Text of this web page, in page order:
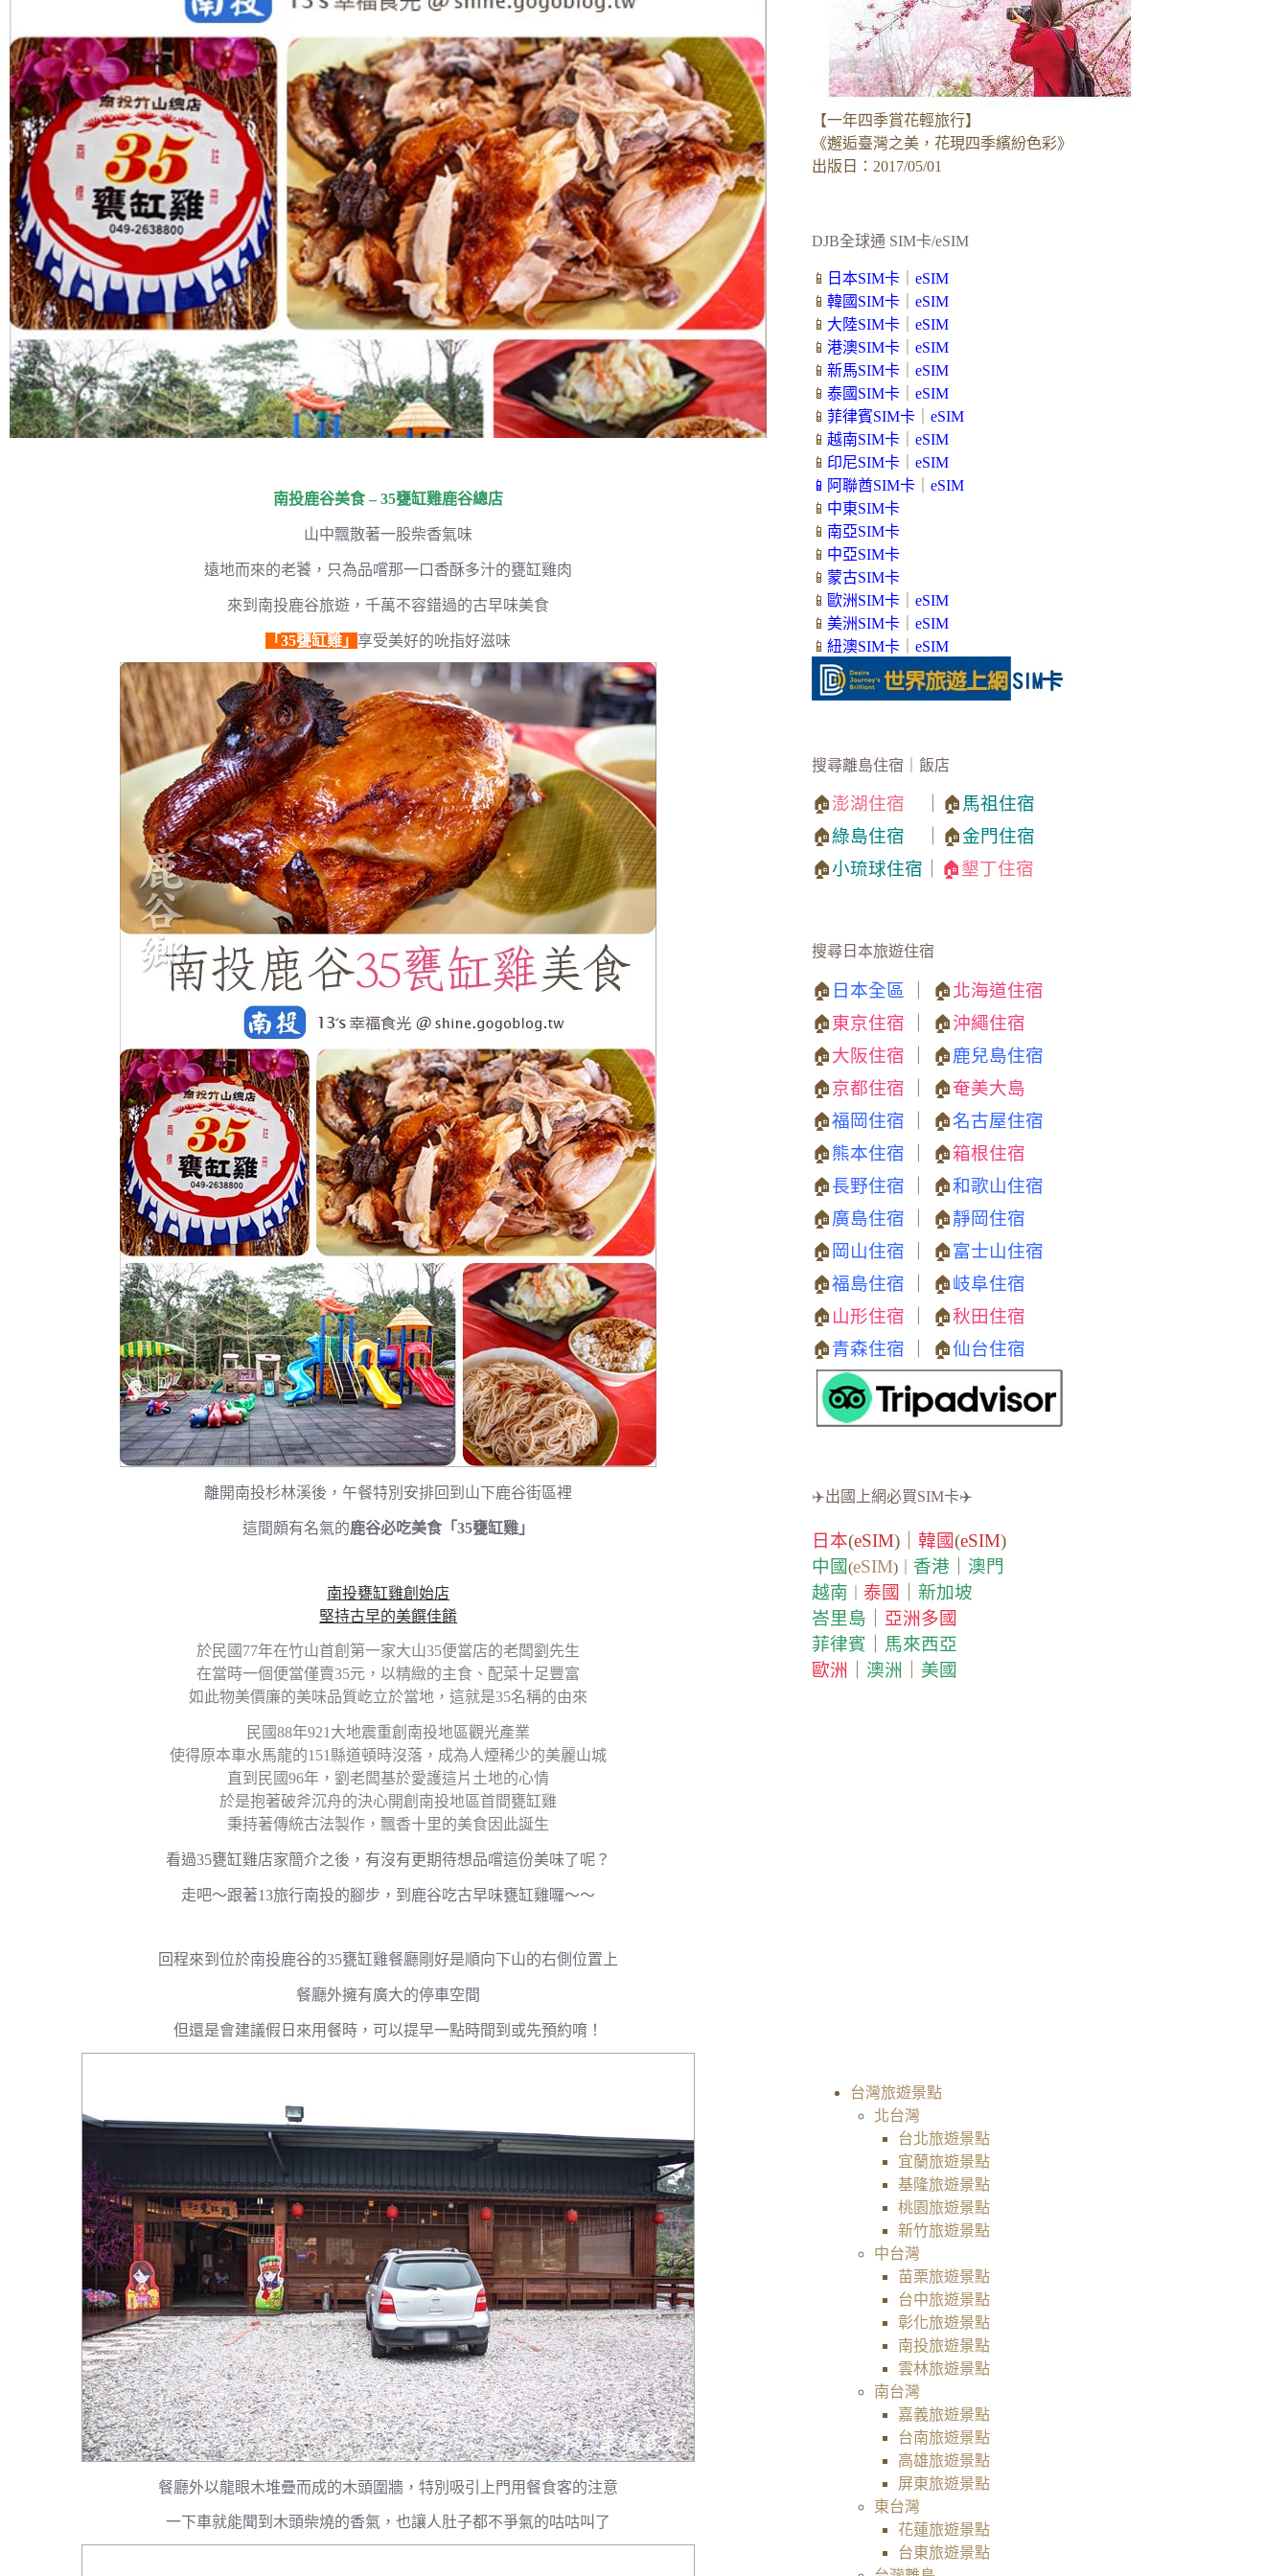
南投鹿谷美食 – 35甕缸雞鹿谷總店
山中飄散著一股柴香氣味
遠地而來的老饕，只為品嚐那一口香酥多汁的甕缸雞肉
來到南投鹿谷旅遊，千萬不容錯過的古早味美食
「35甕缸雞」 享受美好的吮指好滋味
離開南投杉林溪後，午餐特別安排回到山下鹿谷街區裡
這間頗有名氣的鹿谷必吃美食「35甕缸雞」
南投甕缸雞創始店
堅持古早的美饌佳餚
於民國77年在竹山首創第一家大山35便當店的老闆劉先生
在當時一個便當僅賣35元，以精緻的主食、配菜十足豐富
如此物美價廉的美味品質屹立於當地，這就是35名稱的由來
民國88年921大地震重創南投地區觀光產業
使得原本車水馬龍的151縣道頓時沒落，成為人煙稀少的美麗山城
直到民國96年，劉老闆基於愛護這片土地的心情
於是抱著破斧沉舟的決心開創南投地區首間甕缸雞
秉持著傳統古法製作，飄香十里的美食因此誕生
看過35甕缸雞店家簡介之後，有沒有更期待想品嚐這份美味了呢？
走吧～跟著13旅行南投的腳步，到鹿谷吃古早味甕缸雞囉～～
回程來到位於南投鹿谷的35甕缸雞餐廳剛好是順向下山的右側位置上
餐廳外擁有廣大的停車空間
但還是會建議假日來用餐時，可以提早一點時間到或先預約唷！
餐廳外以龍眼木堆疊而成的木頭圍牆，特別吸引上門用餐食客的注意
一下車就能聞到木頭柴燒的香氣，也讓人肚子都不爭氣的咕咕叫了
【一年四季賞花輕旅行】
《邂逅臺灣之美，花現四季繽紛色彩》
出版日：2017/05/01
DJB全球通 SIM卡/eSIM
📱 日本SIM卡｜ eSIM
📱 韓國SIM卡｜ eSIM
📱 大陸SIM卡｜ eSIM
📱 港澳SIM卡｜ eSIM
📱 新馬SIM卡｜ eSIM
📱 泰國SIM卡｜ eSIM
📱 菲律賓SIM卡｜ eSIM
📱 越南SIM卡｜ eSIM
📱 印尼SIM卡｜ eSIM
📱 阿聯酋SIM卡｜ eSIM
📱 中東SIM卡
📱 南亞SIM卡
📱 中亞SIM卡
📱 蒙古SIM卡
📱 歐洲SIM卡｜ eSIM
📱 美洲SIM卡｜ eSIM
📱 紐澳SIM卡｜ eSIM
搜尋離島住宿｜飯店
🏠澎湖住宿 ｜🏠馬祖住宿
🏠綠島住宿 ｜🏠金門住宿
🏠小琉球住宿 🏠墾丁住宿
搜尋日本旅遊住宿
🏠 日本全區 ｜ 🏠北海道住宿
🏠東京住宿 ｜ 🏠沖繩住宿
🏠大阪住宿 ｜ 🏠鹿兒島住宿
🏠京都住宿 ｜ 🏠奄美大島
🏠福岡住宿 ｜ 🏠名古屋住宿
🏠熊本住宿 ｜ 🏠箱根住宿
🏠長野住宿 ｜ 🏠和歌山住宿
🏠廣島住宿 ｜ 🏠靜岡住宿
🏠 岡山住宿 ｜ 🏠富士山住宿
🏠福島住宿 ｜ 🏠岐阜住宿
🏠 山形住宿 ｜ 🏠秋田住宿
🏠青森住宿 ｜ 🏠仙台住宿
✈️出國上網必買SIM卡✈️
日本(eSIM)｜ 韓國(eSIM)
中國(eSIM)｜ 香港
澳門
越南
泰國
新加坡
峇里島
亞洲多國
菲律賓
馬來西亞
歐洲
澳洲 美國
台灣旅遊景點
北台灣
台北旅遊景點
宜蘭旅遊景點
基隆旅遊景點
桃園旅遊景點
新竹旅遊景點
中台灣
苗栗旅遊景點
台中旅遊景點
彰化旅遊景點
南投旅遊景點
雲林旅遊景點
南台灣
嘉義旅遊景點
台南旅遊景點
高雄旅遊景點
屏東旅遊景點
東台灣
花蓮旅遊景點
台東旅遊景點